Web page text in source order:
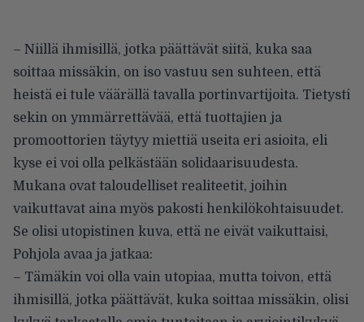
– Niillä ihmisillä, jotka päättävät siitä, kuka saa
soittaa missäkin, on iso vastuu sen suhteen, että
heistä ei tule väärällä tavalla portinvartijoita. Tietysti
sekin on ymmärrettävää, että tuottajien ja
promoottorien täytyy miettiä useita eri asioita, eli
kyse ei voi olla pelkästään solidaarisuudesta.
Mukana ovat taloudelliset realiteetit, joihin
vaikuttavat aina myös pakosti henkilökohtaisuudet.
Se olisi utopistinen kuva, että ne eivät vaikuttaisi,
Pohjola avaa ja jatkaa:
– Tämäkin voi olla vain utopiaa, mutta toivon, että
ihmisillä, jotka päättävät, kuka soittaa missäkin, olisi